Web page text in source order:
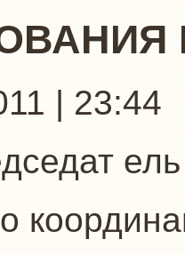
| 23:44